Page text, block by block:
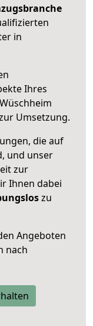
in
Ihres
Umsetzung.
die auf
und unser
zur
Ihnen dabei
zu
Angeboten
nach